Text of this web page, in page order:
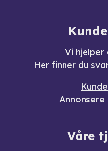
Vi hjelper
Her finner du
Annonsere
Våre